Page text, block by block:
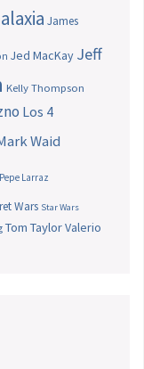
James
Jed MacKay Jeff
Kelly Thompson
Los 4
Waid
Pepe Larraz
Wars Star Wars
Tom TaylorValerio